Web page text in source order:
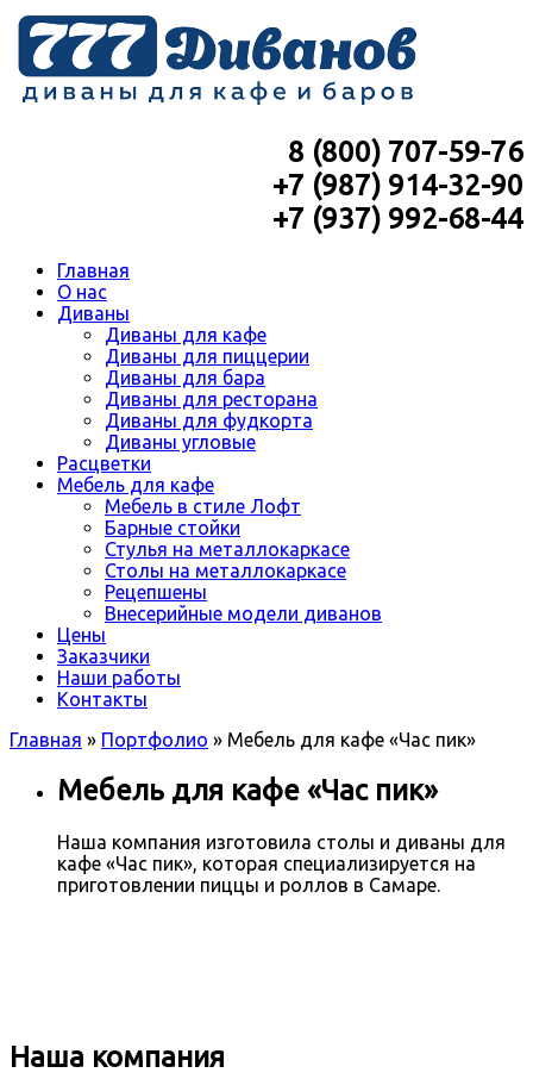
8 (800) 707-59-76
+7 (987) 914-32-90
+7 (937) 992-68-44
Главная
О нас
Диваны
Диваны для кафе
Диваны для пиццерии
Диваны для бара
Диваны для ресторана
Диваны для фудкорта
Диваны угловые
Расцветки
Мебель для кафе
Мебель в стиле Лофт
Барные стойки
Стулья на металлокаркасе
Столы на металлокаркасе
Рецепшены
Внесерийные модели диванов
Цены
Заказчики
Наши работы
Контакты
Главная » Портфолио » Мебель для кафе «Час пик»
Мебель для кафе «Час пик»
Наша компания изготовила столы и диваны для
кафе «Час пик», которая специализируется на
приготовлении пиццы и роллов в Самаре.
Наша компания